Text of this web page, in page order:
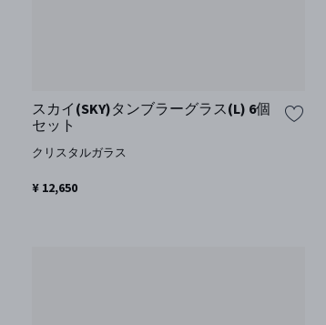
スカイ(SKY)タンブラーグラス(L) 6個
セット
クリスタルガラス
¥ 12,650